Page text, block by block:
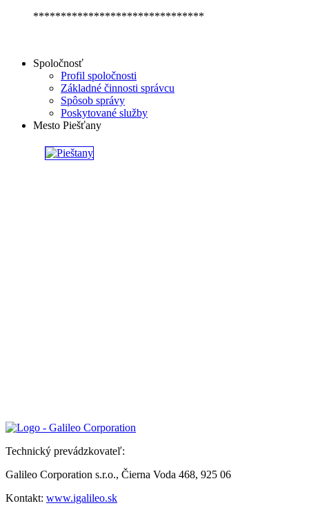
*******************************
Spoločnosť
Profil spoločnosti
Základné činnosti správcu
Spôsob správy
Poskytované služby
Mesto Piešťany
Technický prevádzkovateľ:
Galileo Corporation s.r.o., Čierna Voda 468, 925 06
Kontakt: www.igalileo.sk